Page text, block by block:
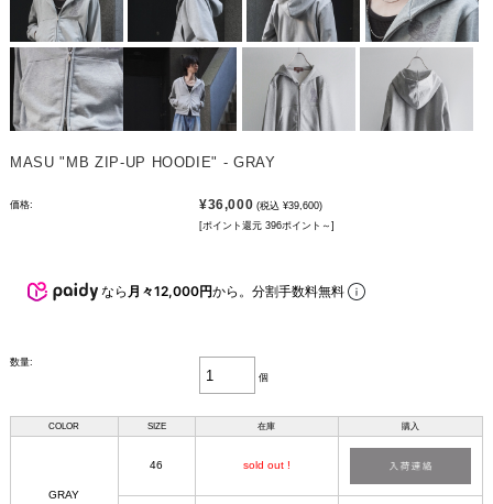
MASU "MB ZIP-UP HOODIE" - GRAY
価格: ¥36,000 (税込 ¥39,600)
[ポイント還元 396ポイント～]
なら 月々12,000円から。分割手数料無料
数量:
個
COLOR SIZE 在庫 購入
GRAY
46 sold out !